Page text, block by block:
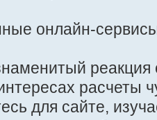
онлайн-
реакция
расчеты
для сайте,